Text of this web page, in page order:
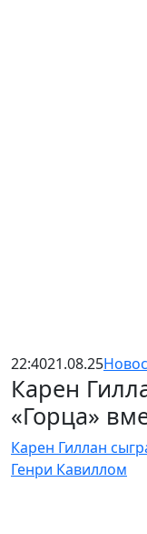
22:4021.08.25
Карен
«Горца»
Карен Гиллан
Генри Кавиллом